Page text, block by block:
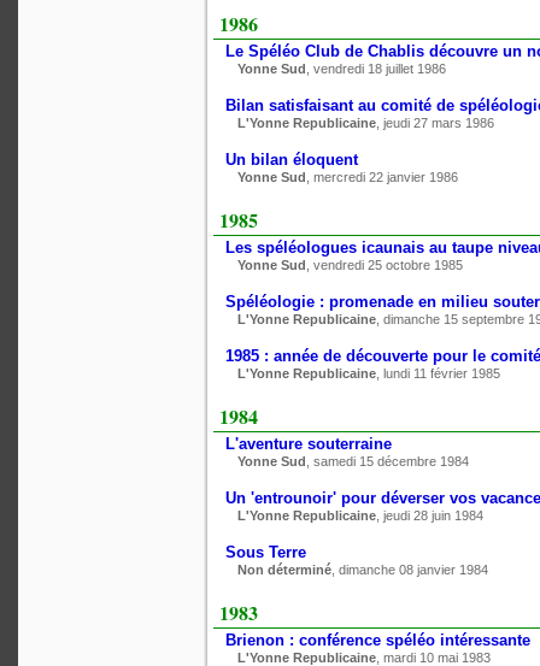
1986
Le Spéléo Club de Chablis découvre un
Yonne Sud , vendredi 18 juillet 1986
Bilan satisfaisant au comité de
L'Yonne Republicaine , jeudi 27 mars 1986
Un bilan éloquent
Yonne Sud , mercredi 22 janvier 1986
1985
Les spéléologues icaunais au taupe
Yonne Sud , vendredi 25 octobre 1985
Spéléologie : promenade en milieu
L'Yonne Republicaine , dimanche 15 septembre
1985 : année de découverte pour le
L'Yonne Republicaine , lundi 11 février 1985
1984
L'aventure souterraine
Yonne Sud , samedi 15 décembre 1984
Un 'entrounoir' pour déverser vos
L'Yonne Republicaine , jeudi 28 juin 1984
Sous Terre
Non déterminé , dimanche 08 janvier 1984
1983
Brienon : conférence spéléo intéressante
L'Yonne Republicaine , mardi 10 mai 1983